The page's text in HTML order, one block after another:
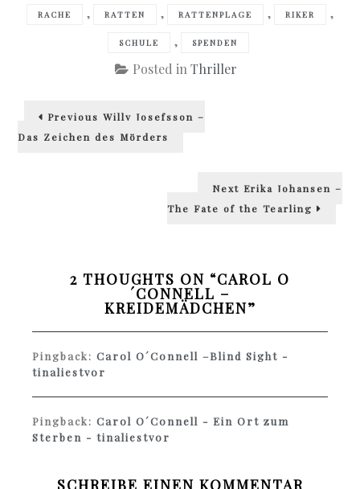
RACHE , RATTEN , RATTENPLAGE , RIKER ,
SCHULE , SPENDEN
Posted in Thriller
Beitragsnavigation
Previous Previous
Willy Josefsson –
Das Zeichen des Mörders
Next Next
Erika Johansen –
The Fate of the Tearling
2 THOUGHTS ON “CAROL O
´CONNELL –
KREIDEMÄDCHEN”
Pingback:Carol O´Connell –Blind Sight -
tinaliestvor
Pingback:Carol O´Connell - Ein Ort zum
Sterben - tinaliestvor
SCHREIBE EINEN KOMMENTAR